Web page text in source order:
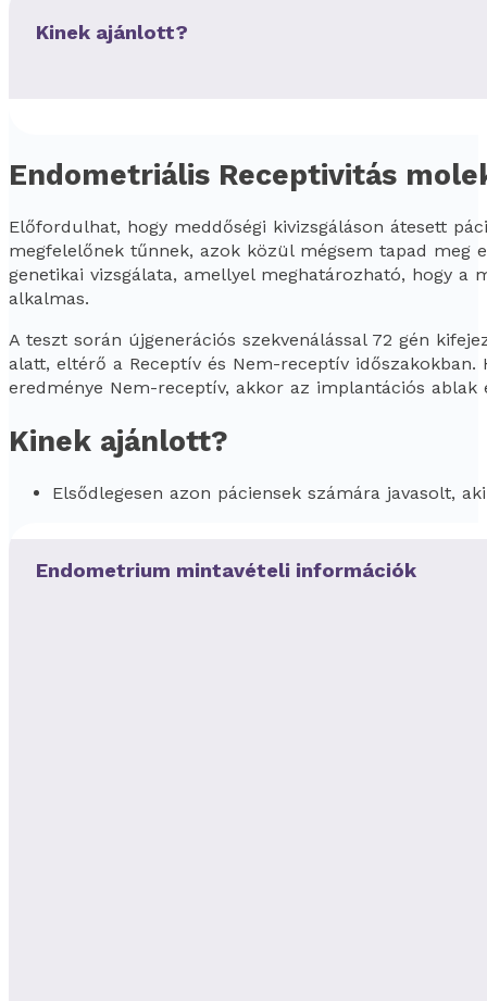
Kinek ajánlott?
Endometriális Receptivitás
Előfordulhat, hogy meddőségi kivizsgáláson átesett
megfelelőnek tűnnek, azok közül mégsem tapad meg
genetikai vizsgálata, amellyel meghatározható, hogy
alkalmas.
A teszt során újgenerációs szekvenálással 72 gén
alatt, eltérő a Receptív és Nem-receptív
eredménye Nem-receptív, akkor az implantációs ablak
Kinek ajánlott?
Elsődlegesen azon páciensek számára javasolt,
Endometrium mintavételi információk